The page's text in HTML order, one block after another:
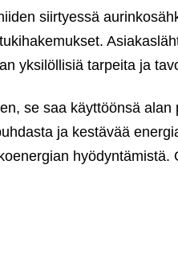
siirtyessä
yksilöllisiä tarpeita ja
se saa käyttöönsä
ja kestävää